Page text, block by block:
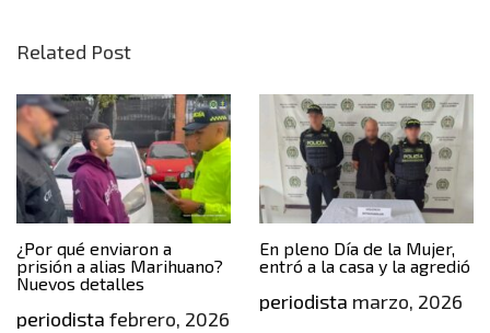
Related Post
¿Por qué enviaron a
prisión a alias Marihuano?
Nuevos detalles
periodista febrero, 2026
En pleno Día de la Mujer,
entró a la casa y la agredió
periodista marzo, 2026